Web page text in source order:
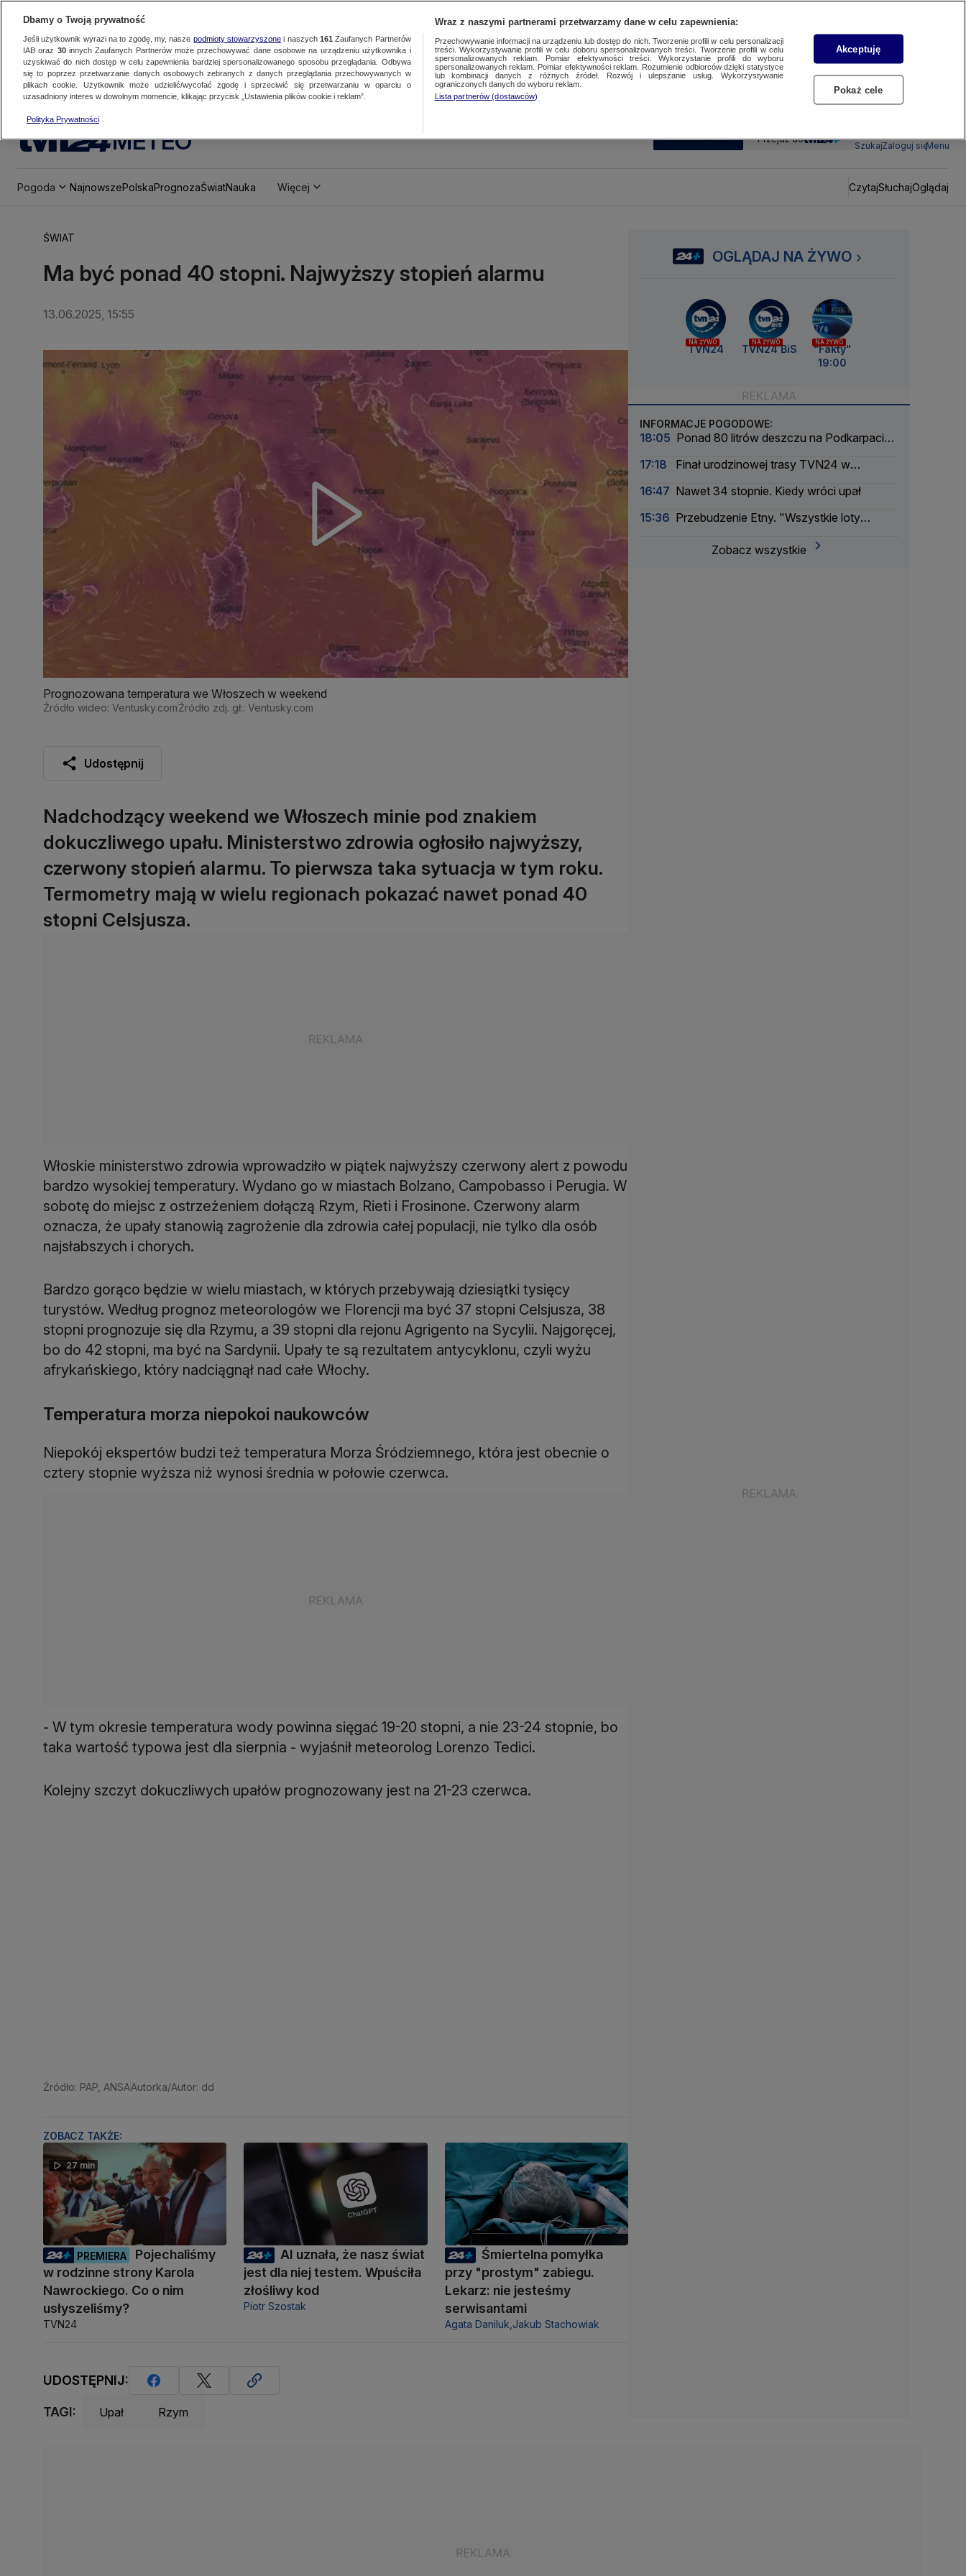
METEO SUBSKRYBUJ Przejdź do
SzukajZaloguj sięMenu
Pogoda NajnowszePolskaPrognozaŚwiatNauka Więcej CzytajSłuchajOglądaj
ŚWIAT
Ma być ponad 40 stopni. Najwyższy stopień alarmu
13.06.2025, 15:55
Prognozowana temperatura we Włoszech w weekend
Źródło wideo: Ventusky.comŹródło zdj. gł.: Ventusky.com
Udostępnij
Nadchodzący weekend we Włoszech minie pod znakiem
dokuczliwego upału. Ministerstwo zdrowia ogłosiło najwyższy,
czerwony stopień alarmu. To pierwsza taka sytuacja w tym roku.
Termometry mają w wielu regionach pokazać nawet ponad 40
stopni Celsjusza.
Włoskie ministerstwo zdrowia wprowadziło w piątek najwyższy czerwony alert z powodu
bardzo wysokiej temperatury. Wydano go w miastach Bolzano, Campobasso i Perugia. W
sobotę do miejsc z ostrzeżeniem dołączą Rzym, Rieti i Frosinone. Czerwony alarm
oznacza, że upały stanowią zagrożenie dla zdrowia całej populacji, nie tylko dla osób
najsłabszych i chorych.
Bardzo gorąco będzie w wielu miastach, w których przebywają dziesiątki tysięcy
turystów. Według prognoz meteorologów we Florencji ma być 37 stopni Celsjusza, 38
stopni prognozuje się dla Rzymu, a 39 stopni dla rejonu Agrigento na Sycylii. Najgoręcej,
bo do 42 stopni, ma być na Sardynii. Upały te są rezultatem antycyklonu, czyli wyżu
afrykańskiego, który nadciągnął nad całe Włochy.
Temperatura morza niepokoi naukowców
Niepokój ekspertów budzi też temperatura Morza Śródziemnego, która jest obecnie o
cztery stopnie wyższa niż wynosi średnia w połowie czerwca.
- W tym okresie temperatura wody powinna sięgać 19-20 stopni, a nie 23-24 stopnie, bo
taka wartość typowa jest dla sierpnia - wyjaśnił meteorolog Lorenzo Tedici.
Kolejny szczyt dokuczliwych upałów prognozowany jest na 21-23 czerwca.
Źródło: PAP, ANSAAutorka/Autor: dd
ZOBACZ TAKŻE:
27 min
PREMIERA
Pojechaliśmy
w rodzinne strony Karola
Nawrockiego. Co o nim
usłyszeliśmy?
TVN24
AI uznała, że nasz świat
jest dla niej testem. Wpuściła
złośliwy kod
Piotr Szostak
Śmiertelna pomyłka
przy "prostym" zabiegu.
Lekarz: nie jesteśmy
serwisantami
Agata Daniluk, Jakub Stachowiak
UDOSTĘPNIJ:
TAGI: Upał Rzym
OGLĄDAJ NA ŻYWO
NA ŻYWO
TVN24
NA ŻYWO
TVN24 BiS
NA ŻYWO
"Fakty"
19:00
INFORMACJE POGODOWE:
18:05 Ponad 80 litrów deszczu na Podkarpaciu.
17:18
Finał urodzinowej trasy TVN24 w
16:47 Nawet 34 stopnie. Kiedy wróci upał
15:36 Przebudzenie Etny. "Wszystkie loty
Zobacz wszystkie
Dbamy o Twoją prywatność
Jeśli użytkownik wyrazi na to zgodę, my, nasze podmioty stowarzyszonei naszych 161 Zaufanych Partnerów
IAB oraz 30innych Zaufanych Partnerów może przechowywać dane osobowe na urządzeniu użytkownika i
uzyskiwać do nich dostęp w celu zapewnienia bardziej spersonalizowanego sposobu przeglądania. Odbywa
się to poprzez przetwarzanie danych osobowych zebranych z danych przeglądania przechowywanych w
plikach cookie. Użytkownik może udzielić/wycofać zgodę i sprzeciwić się przetwarzaniu w oparciu o
uzasadniony interes w dowolnym momencie, klikając przycisk „Ustawienia plików cookie i reklam”.
Polityka Prywatności
Wraz z naszymi partnerami przetwarzamy dane w celu zapewnienia:
Przechowywanie informacji na urządzeniu lub dostęp do nich. Tworzenie profili w celu personalizacji
treści. Wykorzystywanie profili w celu doboru spersonalizowanych treści. Tworzenie profili w celu
spersonalizowanych reklam. Pomiar efektywności treści. Wykorzystanie profili do wyboru
spersonalizowanych reklam. Pomiar efektywności reklam. Rozumienie odbiorców dzięki statystyce
lub kombinacji danych z różnych źródeł. Rozwój i ulepszanie usług. Wykorzystywanie
ograniczonych danych do wyboru reklam.
Lista partnerów (dostawców)
Akceptuję
Pokaż cele